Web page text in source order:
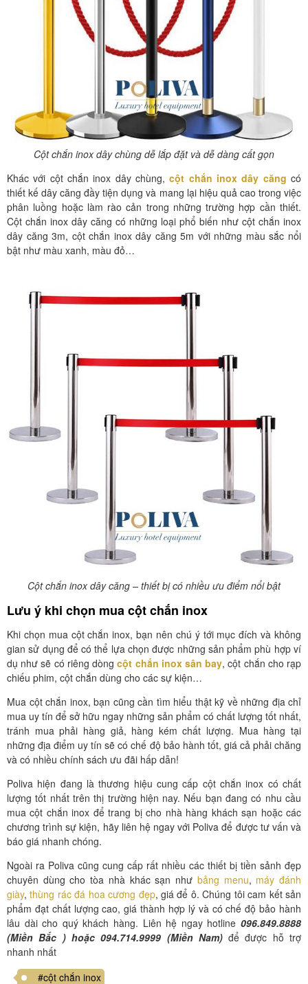
Cột chắn inox dây chùng dễ lắp đặt và dễ dàng cất gọn
Khác với cột chắn inox dây chùng,cột chắn inox dây căng có
thiết kế dây căng đầy tiện dụng và mang lại hiệu quả cao trong việc
phân luồng hoặc làm rào cản trong những trường hợp cần thiết.
Cột chắn inox dây căng có những loại phổ biến như cột chắn inox
dây căng 3m, cột chắn inox dây căng 5m với những màu sắc nổi
bật như màu xanh, màu đỏ…
Cột chắn inox dây căng – thiết bị có nhiều ưu điểm nổi bật
Lưu ý khi chọn mua cột chắn inox
Khi chọn mua cột chắn inox, bạn nên chú ý tới mục đích và không
gian sử dụng để có thể lựa chọn được những sản phẩm phù hợp ví
dụ như sẽ có riêng dòngcột chắn inox sân bay, cột chắn cho rạp
chiếu phim, cột chắn dùng cho các sự kiện…
Mua cột chắn inox, bạn cũng cần tìm hiểu thật kỹ về những địa chỉ
mua uy tín để sở hữu ngay những sản phẩm có chất lượng tốt nhất,
tránh mua phải hàng giả, hàng kém chất lượng. Mua hàng tại
những địa điểm uy tín sẽ có chế độ bảo hành tốt, giá cả phải chăng
và có nhiều chính sách ưu đãi hấp dẫn!
Poliva hiện đang là thương hiệu cung cấp cột chắn inox có chất
lượng tốt nhất trên thị trường hiện nay. Nếu bạn đang có nhu cầu
mua cột chắn inox để trang bị cho nhà hàng khách sạn hoặc các
chương trình sự kiện, hãy liên hệ ngay với Poliva để được tư vấn và
báo giá nhanh chóng.
Ngoài ra Poliva cũng cung cấp rất nhiều các thiết bị tiền sảnh đẹp
chuyên dùng cho tòa nhà khác sạn như bảng menu, máy đánh
giày,thùng rác đá hoa cương đẹp, giá để ô. Chúng tôi cam kết sản
phẩm đạt chất lượng cao, giá thành hợp lý và có chế độ bảo hành
lâu dài cho quý khách hàng. Liên hệ ngay hotline 096.849.8888
(Miền Bắc ) hoặc 094.714.9999 (Miền Nam)để được hỗ trợ
nhanh nhất
#cột chắn inox